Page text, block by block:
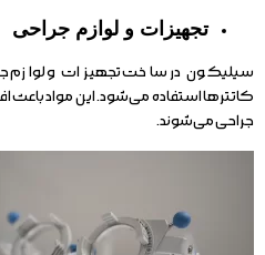
تجهیزات و لوازم جراحی
سیلیکون در ساخت تجهیزات و لوازم
کاتترها استفاده می‌شود. این مواد
جراحی می‌شوند.